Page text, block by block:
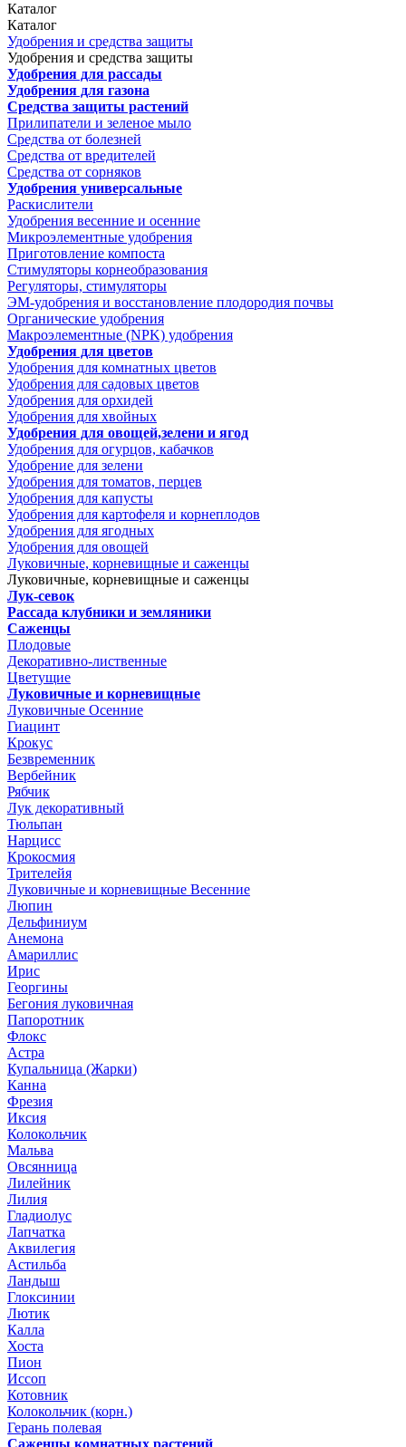
Каталог
Каталог
Удобрения и средства защиты
Удобрения и средства защиты
Удобрения для рассады
Удобрения для газона
Средства защиты растений
Прилипатели и зеленое мыло
Средства от болезней
Средства от вредителей
Средства от сорняков
Удобрения универсальные
Раскислители
Удобрения весенние и осенние
Микроэлементные удобрения
Приготовление компоста
Стимуляторы корнеобразования
Регуляторы, стимуляторы
ЭМ-удобрения и восстановление плодородия почвы
Органические удобрения
Макроэлементные (NPK) удобрения
Удобрения для цветов
Удобрения для комнатных цветов
Удобрения для садовых цветов
Удобрения для орхидей
Удобрения для хвойных
Удобрения для овощей,зелени и ягод
Удобрения для огурцов, кабачков
Удобрение для зелени
Удобрения для томатов, перцев
Удобрения для капусты
Удобрения для картофеля и корнеплодов
Удобрения для ягодных
Удобрения для овощей
Луковичные, корневищные и саженцы
Луковичные, корневищные и саженцы
Лук-севок
Рассада клубники и земляники
Саженцы
Плодовые
Декоративно-лиственные
Цветущие
Луковичные и корневищные
Луковичные Осенние
Гиацинт
Крокус
Безвременник
Вербейник
Рябчик
Лук декоративный
Тюльпан
Нарцисс
Крокосмия
Трителейя
Луковичные и корневищные Весенние
Люпин
Дельфиниум
Анемона
Амариллис
Ирис
Георгины
Бегония луковичная
Папоротник
Флокс
Астра
Купальница (Жарки)
Канна
Фрезия
Иксия
Колокольчик
Мальва
Овсянница
Лилейник
Лилия
Гладиолус
Лапчатка
Аквилегия
Астильба
Ландыш
Глоксинии
Лютик
Калла
Хоста
Пион
Иссоп
Котовник
Колокольчик (корн.)
Герань полевая
Саженцы комнатных растений